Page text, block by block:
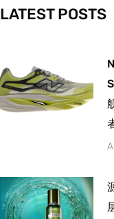
-
f
m
LATEST POSTS